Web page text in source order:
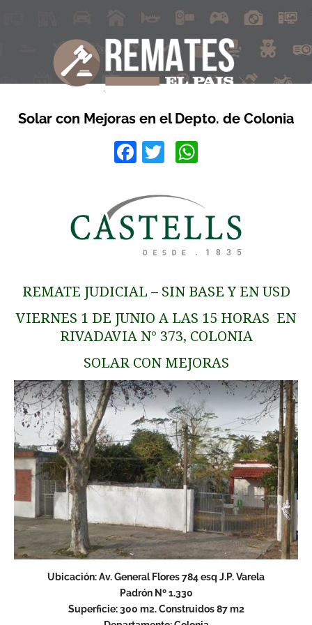
Solar con Mejoras en el Depto. de Colonia
Facebook
Twitter
REMATE JUDICIAL – SIN BASE Y EN USD
VIERNES 1 DE JUNIO A LAS 15 HORAS EN
RIVADAVIA N° 373, COLONIA
SOLAR CON MEJORAS
Ubicación: Av. General Flores 784 esq J.P. Varela
Padrón Nº 1.330
Superficie: 300 m2. Construidos 87 m2